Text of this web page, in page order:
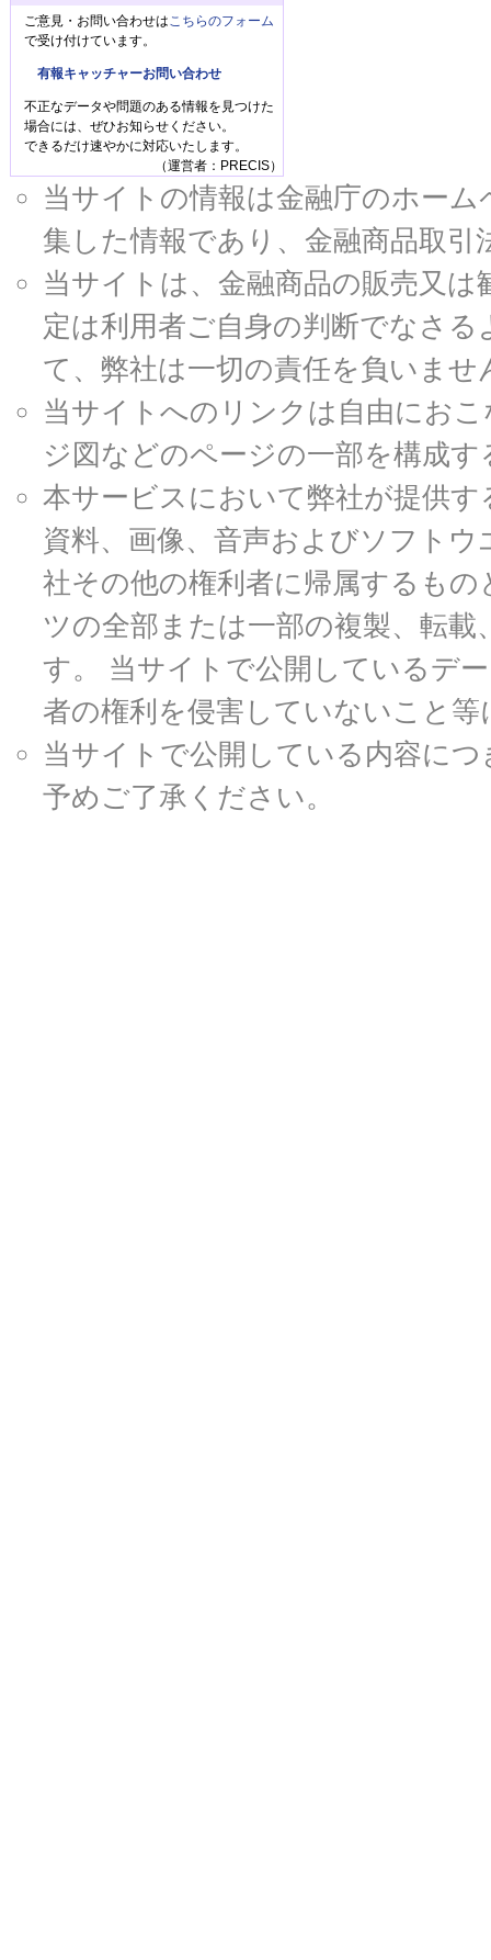
ご意見・お問い合わせは こちらのフォーム
で受け付けています。
有報キャッチャーお問い合わせ
不正なデータや問題のある情報を見つけた
場合には、ぜひお知らせください。
できるだけ速やかに対応いたします。
（運営者：PRECIS）
当サイトの情報は金融庁のホー
集した情報であり、金融商品取
当サイトは、金融商品の販売又
定は利用者ご自身の判断でなさ
て、弊社は一切の責任を負いませ
当サイトへのリンクは自由にお
ジ図などのページの一部を構成
本サービスにおいて弊社が提供
資料、画像、音声およびソフト
社その他の権利者に帰属するも
ツの全部または一部の複製、転
す。 当サイトで公開しているデ
者の権利を侵害していないこと
当サイトで公開している内容に
予めご了承ください。